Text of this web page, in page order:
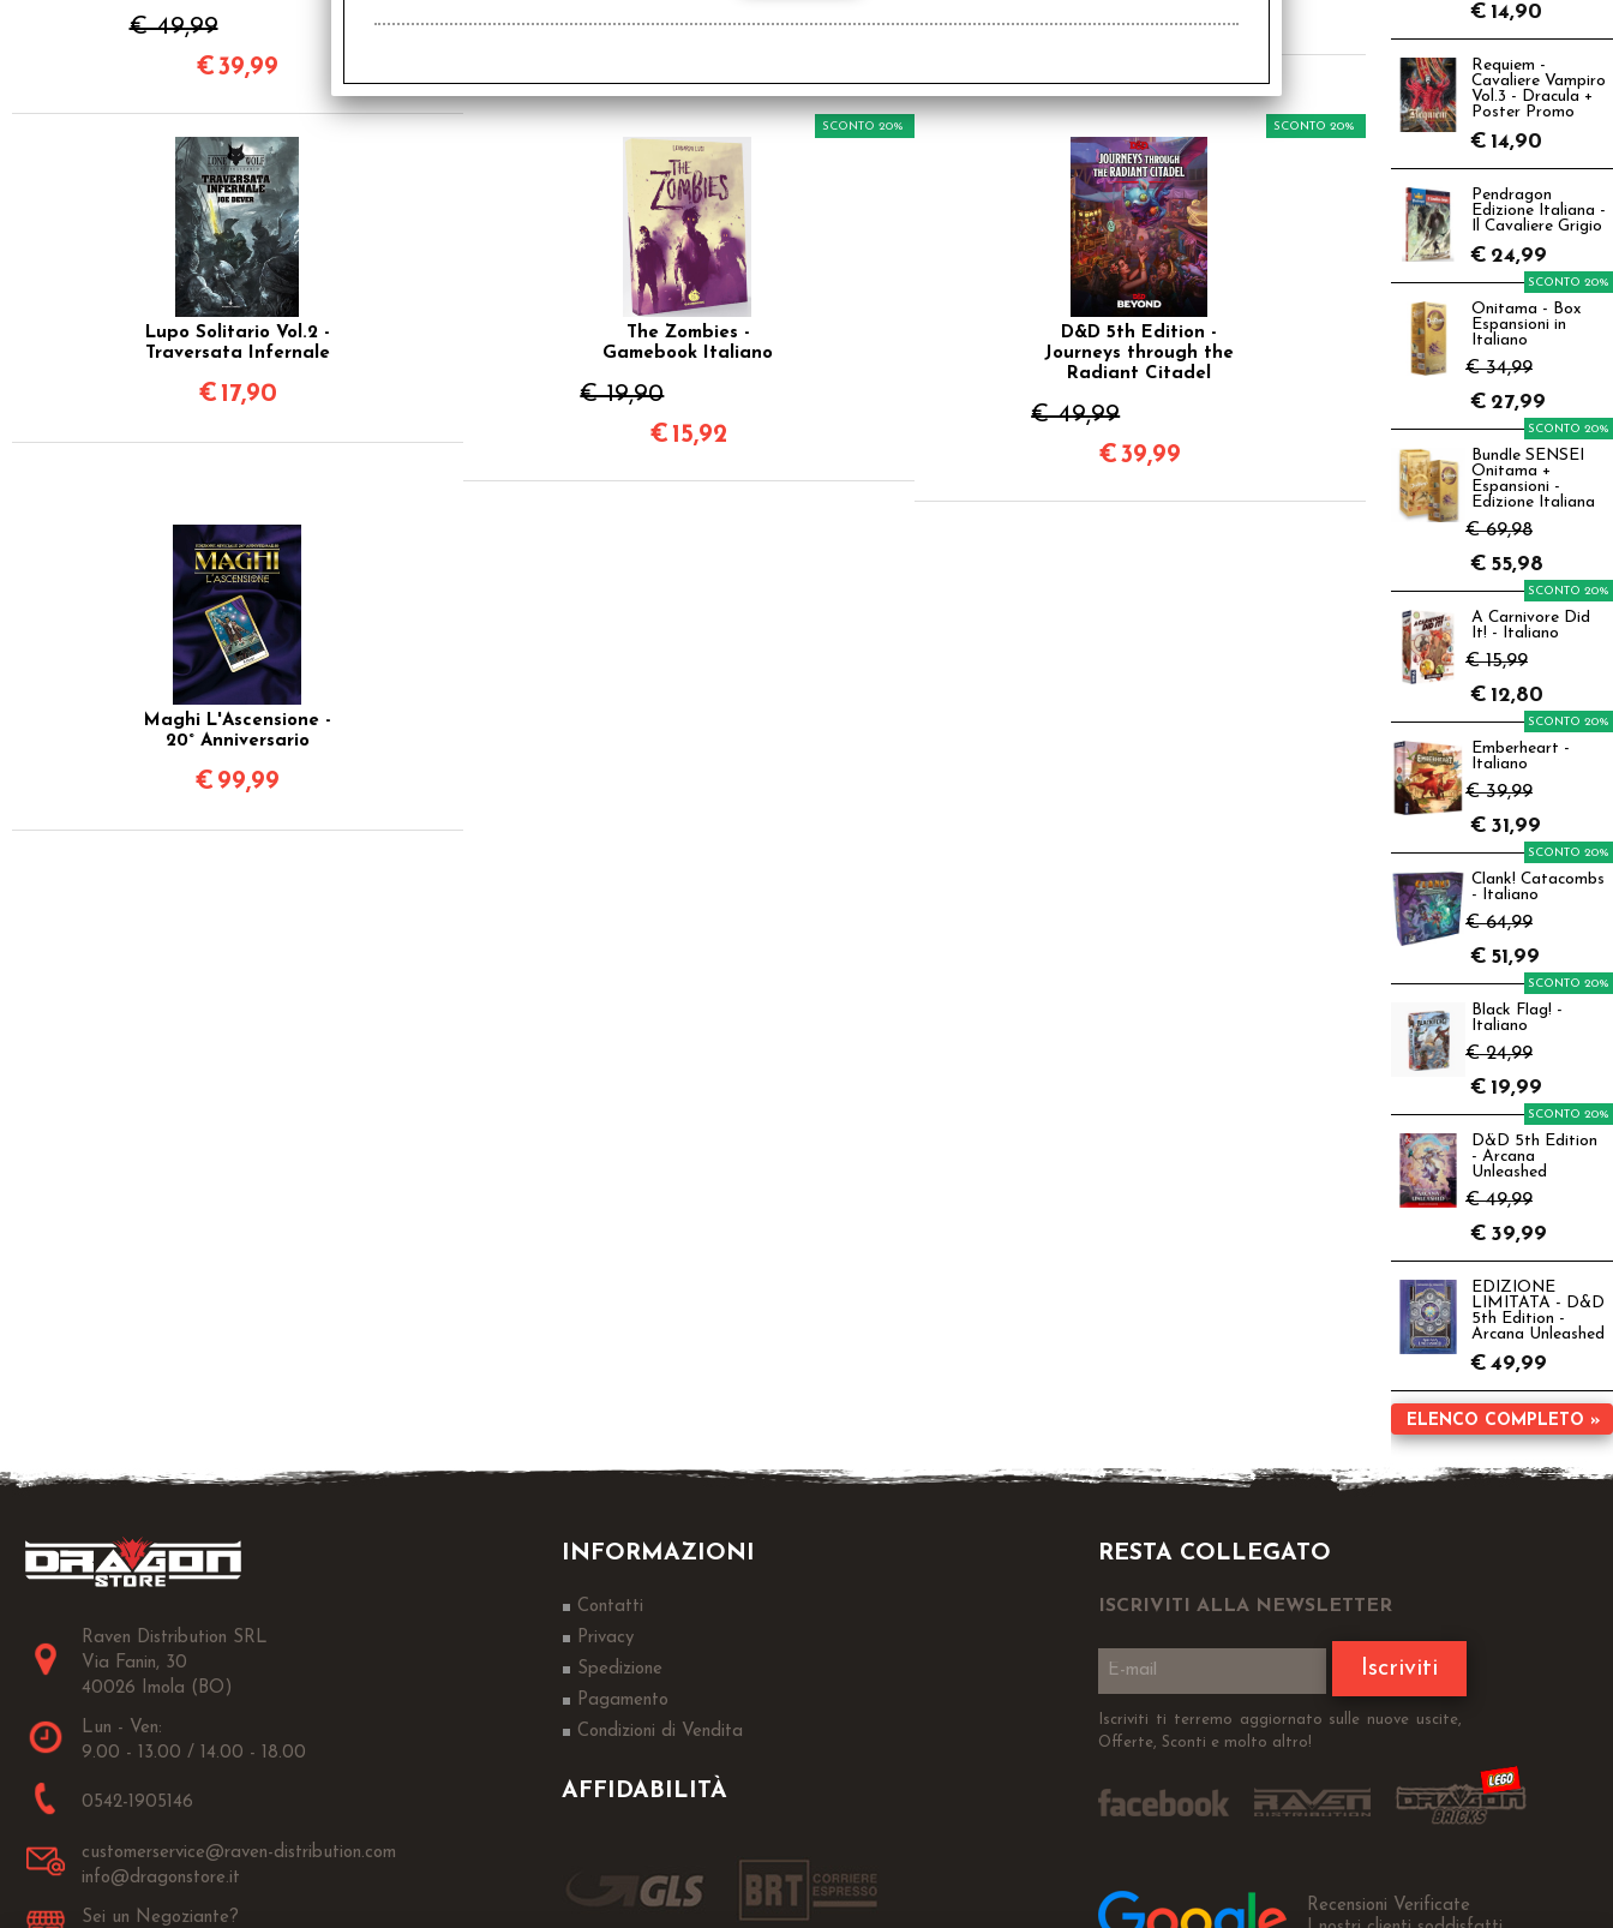
€ 49,99
€39,99
Lupo Solitario Vol.2 -
Traversata Infernale
€ 17,90
The Zombies -
Gamebook Italiano
€ 19,90
SCONTO 20%
€ 15,92
D&D 5th Edition -
Journeys through the
Radiant Citadel
€ 49,99
SCONTO 20%
€39,99
Maghi L'Ascensione -
20° Anniversario
€ 99,99
€ 14,90
Requiem -
Cavaliere Vampiro
Vol.3 - Dracula +
Poster Promo
€ 14,90
Pendragon
Edizione Italiana -
Il Cavaliere Grigio
€ 24,99
Onitama - Box
Espansioni in
Italiano
€ 34,99
SCONTO 20%
€ 27,99
Bundle SENSEI
Onitama +
Espansioni -
Edizione Italiana
€ 69,98
SCONTO 20%
€ 55,98
A Carnivore Did
It! - Italiano
€ 15,99
SCONTO 20%
€ 12,80
Emberheart -
Italiano
€ 39,99
SCONTO 20%
€ 31,99
Clank! Catacombs
- Italiano
€ 64,99
SCONTO 20%
€ 51,99
Black Flag! -
Italiano
€ 24,99
SCONTO 20%
€ 19,99
D&D 5th Edition
- Arcana
Unleashed
€ 49,99
SCONTO 20%
€ 39,99
EDIZIONE
LIMITATA - D&D
5th Edition -
Arcana Unleashed
€ 49,99
ELENCO COMPLETO »
Raven Distribution SRL
Via Fanin, 30
40026 Imola (BO)
Lun - Ven:
9.00 - 13.00 / 14.00 - 18.00
0542-1905146
customerservice@raven-distribution.com
info@dragonstore.it
Sei un Negoziante?
INFORMAZIONI
Contatti
Privacy
Spedizione
Pagamento
Condizioni di Vendita
AFFIDABILITÀ
RESTA COLLEGATO
ISCRIVITI ALLA NEWSLETTER
Iscriviti
Iscriviti ti terremo aggiornato sulle nuove uscite,
Offerte, Sconti e molto altro!
Recensioni Verificate